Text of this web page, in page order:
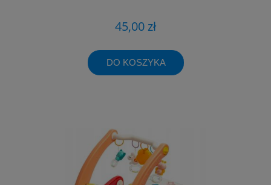
45,00 zł
DO KOSZYKA